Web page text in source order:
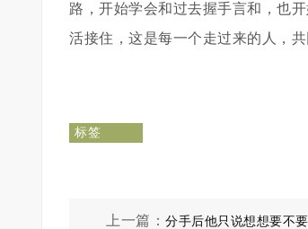
路，开始学会和过去握手言和，也
活接住，这是每一个走过来的人，共
标签
上一篇：分手后他只说想想要不